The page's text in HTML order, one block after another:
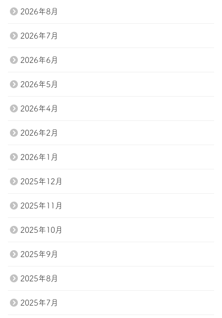
2026年8月
2026年7月
2026年6月
2026年5月
2026年4月
2026年2月
2026年1月
2025年12月
2025年11月
2025年10月
2025年9月
2025年8月
2025年7月